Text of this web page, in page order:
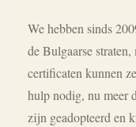
We hebben sinds
de Bulgaarse
certificaten kunnen
hulp nodig, nu meer
zijn geadopteerd en